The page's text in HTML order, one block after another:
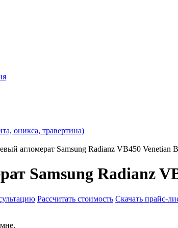
оникса, травертина)
агломерат Samsung Radianz VB450 Venetian
Samsung Radianz
Рассчитать стоимость Скачать прайс-